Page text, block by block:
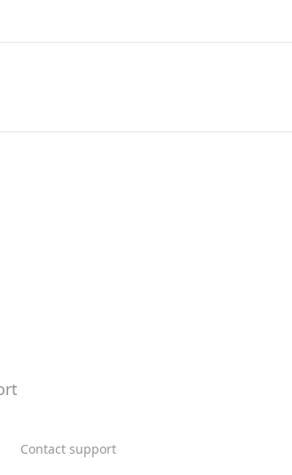
Contact support